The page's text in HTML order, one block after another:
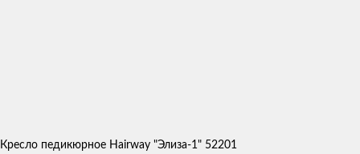
Кресло педикюрное Hairway "Элиза-1" 52201